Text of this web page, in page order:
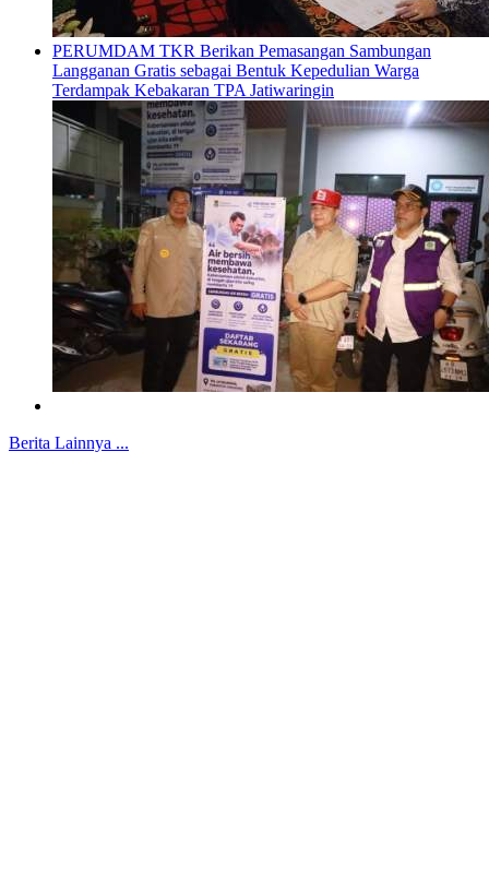
PERUMDAM TKR Berikan Pemasangan Sambungan
Langganan Gratis sebagai Bentuk Kepedulian Warga
Terdampak Kebakaran TPA Jatiwaringin
Berita Lainnya ...